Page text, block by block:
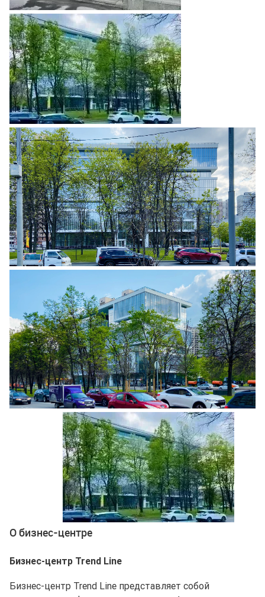
О бизнес-центре
Бизнес-центр Trend Line
Бизнес-центр Trend Line представляет собой